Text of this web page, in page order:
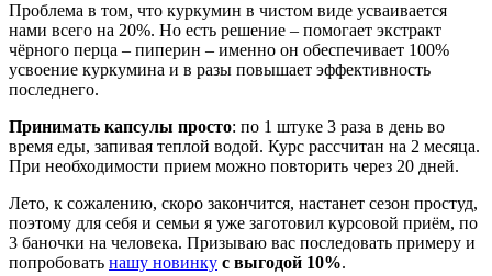
Проблема в том, что куркумин в чистом виде усваивается
нами всего на 20%. Но есть решение – помогает экстракт
чёрного перца – пиперин – именно он обеспечивает 100%
усвоение куркумина и в разы повышает эффективность
последнего.
Принимать капсулы просто: по 1 штуке 3 раза в день во
время еды, запивая теплой водой. Курс рассчитан на 2 месяца.
При необходимости прием можно повторить через 20 дней.
Лето, к сожалению, скоро закончится, настанет сезон простуд,
поэтому для себя и семьи я уже заготовил курсовой приём, по
3 баночки на человека. Призываю вас последовать примеру и
попробовать нашу новинку с выгодой 10%.